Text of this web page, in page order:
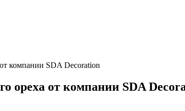
компании SDA Decoration
ореха от компании SDA